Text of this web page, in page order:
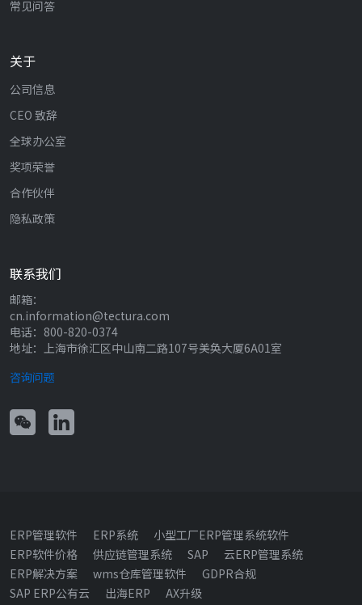
常见问答
关于
公司信息
CEO 致辞
全球办公室
奖项荣誉
合作伙伴
隐私政策
联系我们
邮箱：
cn.information@tectura.com
电话：800-820-0374
地址：上海市徐汇区中山南二路107号美奂大厦6A01室
咨询问题
ERP管理软件 ERP系统
小型工厂ERP管理系统软件
ERP软件价格
供应链管理系统 SAP
云ERP管理系统
ERP解决方案
wms仓库管理软件
GDPR合规
SAP ERP公有云
出海ERP AX升级